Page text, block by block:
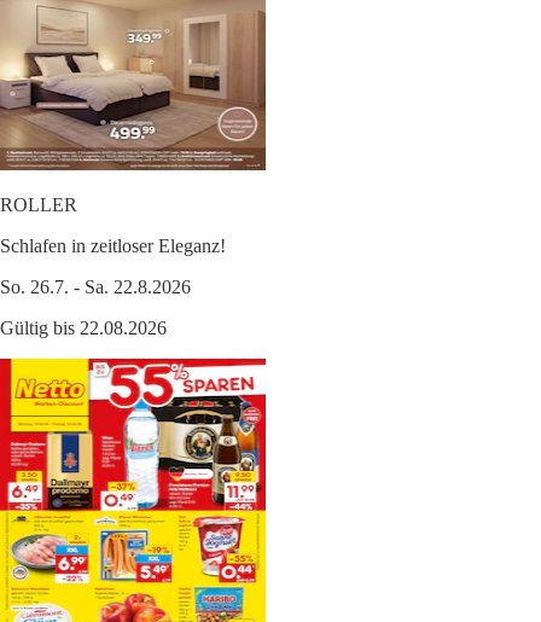
ROLLER
Schlafen in zeitloser Eleganz!
So. 26.7. - Sa. 22.8.2026
Gültig bis 22.08.2026